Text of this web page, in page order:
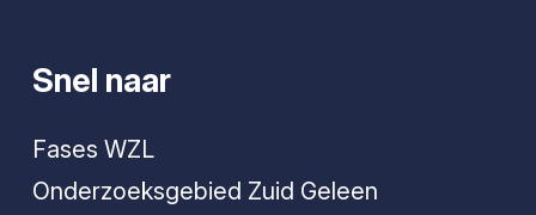
Snel naar
Fases WZL
Onderzoeksgebied Zuid Geleen